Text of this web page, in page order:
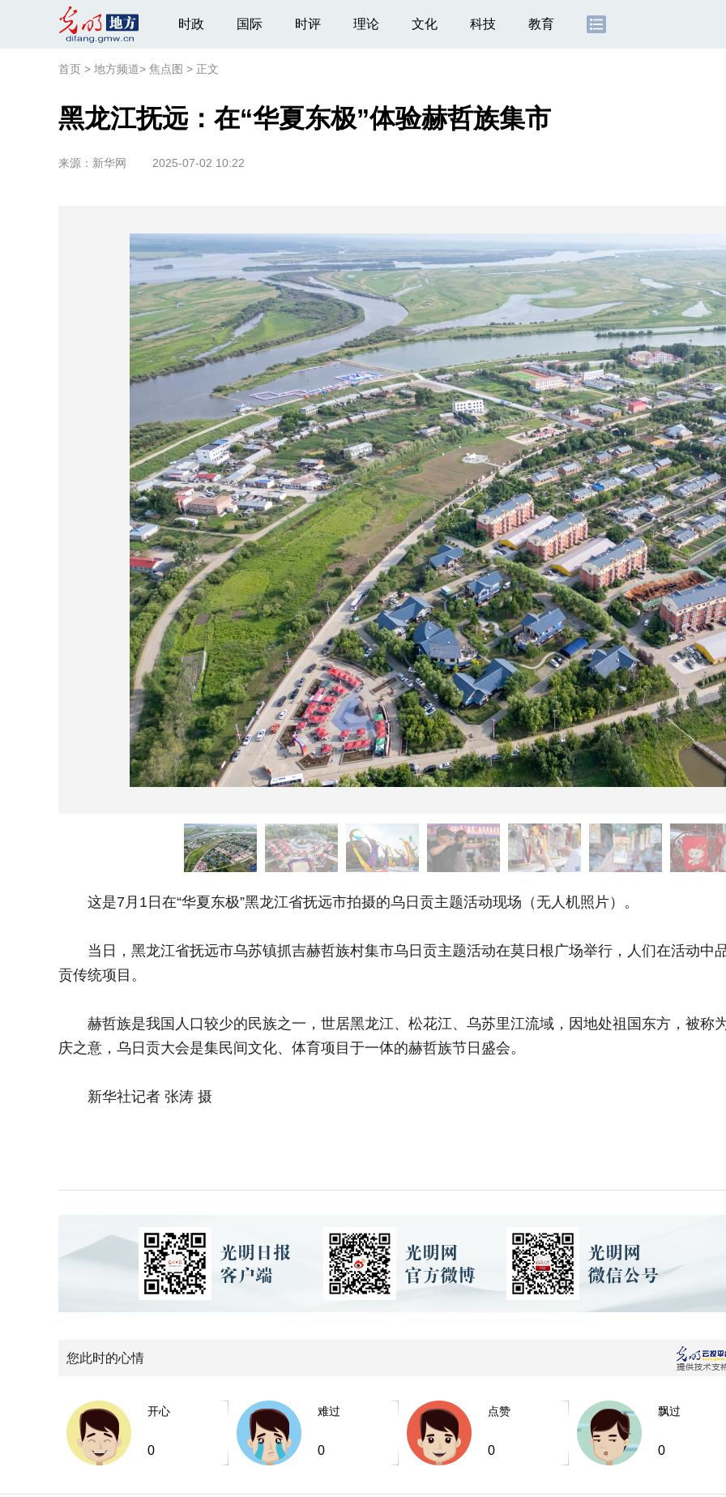
时政 国际 时评 理论 文化 科技 教育
首页 > 地方频道> 焦点图 > 正文
黑龙江抚远：在“华夏东极”体验赫哲族集市
来源： 新华网 2025-07-02 10:22
这是7月1日在“华夏东极”黑龙江省抚远市拍摄的乌日贡主题活动现场（无人机照片）。
当日，黑龙江省抚远市乌苏镇抓吉赫哲族村集市乌日贡主题活动在莫日根广场举行，人们在活动中
贡传统项目。
赫哲族是我国人口较少的民族之一，世居黑龙江、松花江、乌苏里江流域，因地处祖国东方，被称
庆之意，乌日贡大会是集民间文化、体育项目于一体的赫哲族节日盛会。
新华社记者 张涛 摄
您此时的心情
开心
0
难过
0
点赞
0
飘过
0